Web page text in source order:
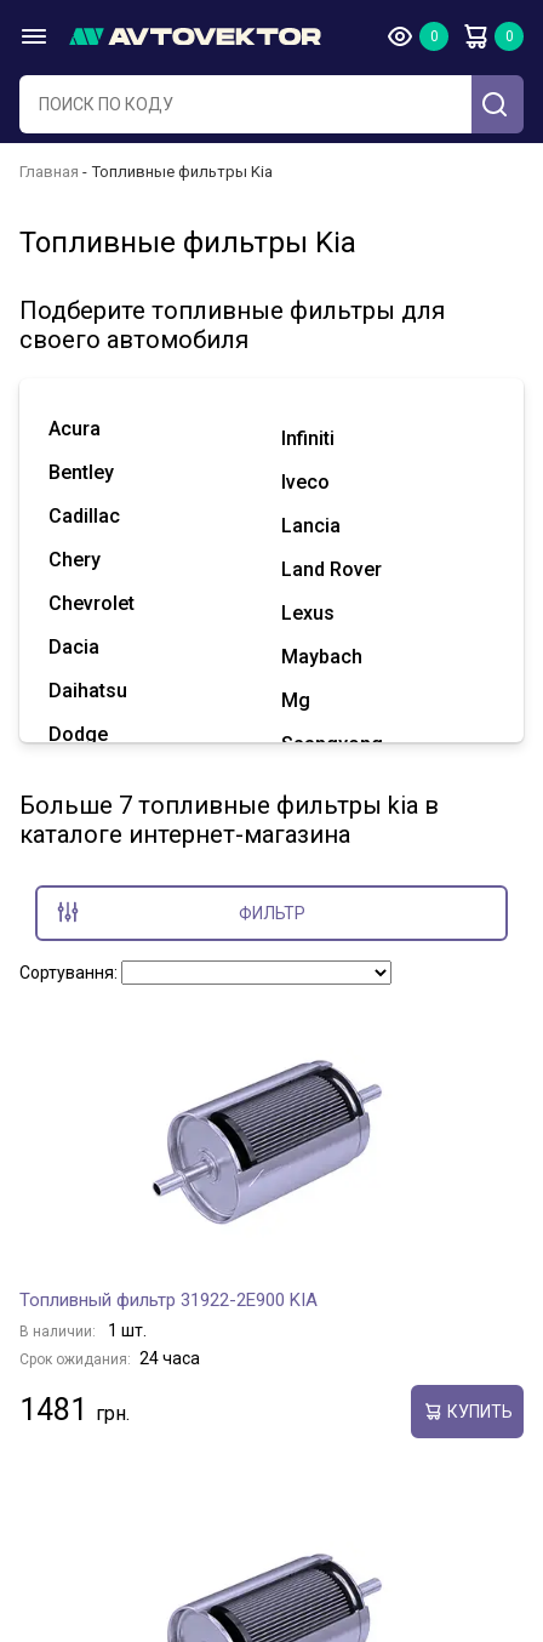
Главная Топливные фильтры Kia
Топливные фильтры Kia
Подберите топливные фильтры для
своего автомобиля
Acura
Bentley
Cadillac
Chery
Chevrolet
Dacia
Daihatsu
Dodge
Great Wall
Hummer
Infiniti
Iveco
Lancia
Land Rover
Lexus
Maybach
Mg
Ssangyong
Tesla
Показать все марки
Больше 7 топливные фильтры kia в
каталоге интернет-магазина
ФИЛЬТР
Сортування:
Топливный фильтр 31922-2E900 KIA
В наличии: 1 шт.
Срок ожидания: 24 часа
1481 КУПИТЬ